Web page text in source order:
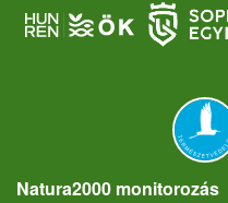
Natura2000 monitorozás